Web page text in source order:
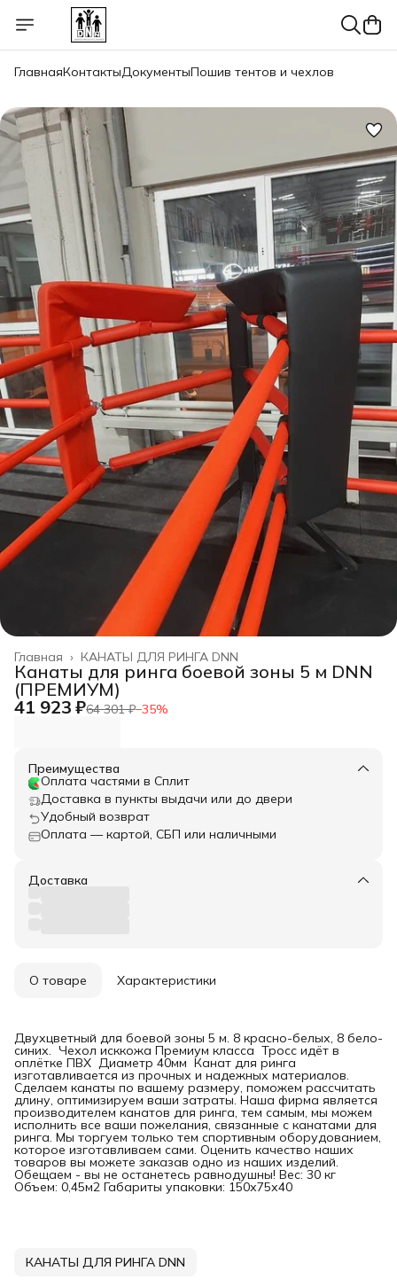
ГлавнаяКонтактыДокументыПошив тентов и чехлов
КАНАТЫ ДЛЯ РИНГА DNN
Главная ›
Канаты для ринга боевой зоны 5 м DNN
(ПРЕМИУМ)
41 923 ₽64 301 ₽−35%
Преимущества
Оплата частями в Сплит
Доставка в пункты выдачи или до двери
Удобный возврат
Оплата — картой, СБП или наличными
Доставка
О товаре Характеристики
Двухцветный для боевой зоны 5 м. 8 красно-белых, 8 бело-
синих. Чехол исккожа Премиум класса Тросс идёт в
оплётке ПВХ Диаметр 40мм Канат для ринга
изготавливается из прочных и надежных материалов.
Сделаем канаты по вашему размеру, поможем рассчитать
длину, оптимизируем ваши затраты. Наша фирма является
производителем канатов для ринга, тем самым, мы можем
исполнить все ваши пожелания, связанные с канатами для
ринга. Мы торгуем только тем спортивным оборудованием,
которое изготавливаем сами. Оценить качество наших
товаров вы можете заказав одно из наших изделий.
Обещаем - вы не останетесь равнодушны! Вес: 30 кг
Объем: 0,45м2 Габариты упаковки: 150х75х40
КАНАТЫ ДЛЯ РИНГА DNN